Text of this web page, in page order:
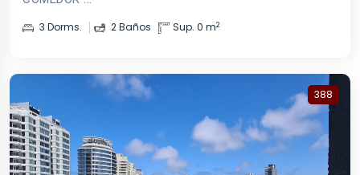
3 Dorms. 2 Baños Sup. 0 m2
388